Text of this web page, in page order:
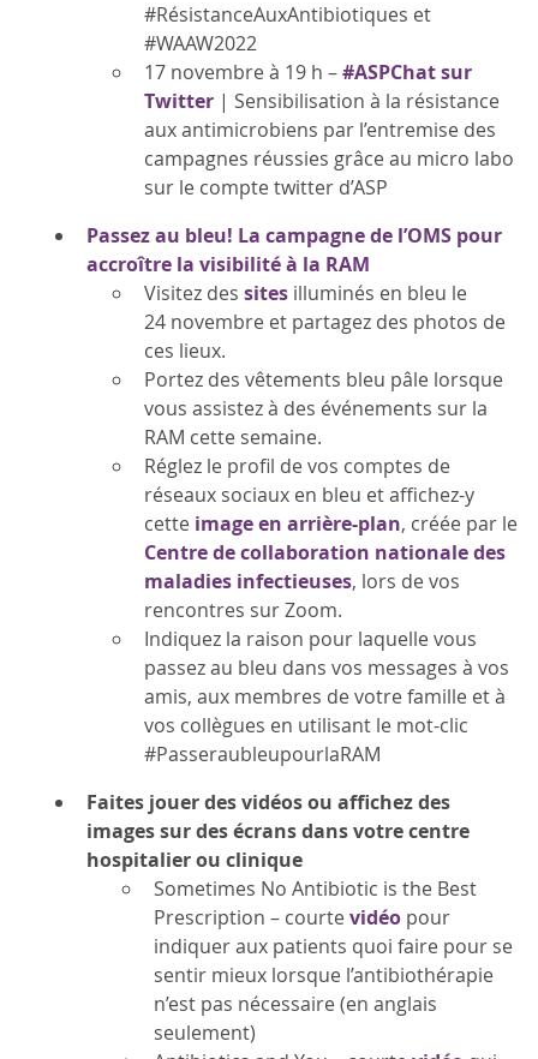
#RésistanceAuxAntibiotiques et
#WAAW2022
17 novembre à 19 h –#ASPChat sur
Twitter | Sensibilisation à la résistance
aux antimicrobiens par l’entremise des
campagnes réussies grâce au micro labo
sur le compte twitter d’ASP
Passez au bleu! La campagne de l’OMS pour
accroître la visibilité à la RAM
Visitez des sites illuminés en bleu le
24 novembre et partagez des photos de
ces lieux.
Portez des vêtements bleu pâle lorsque
vous assistez à des événements sur la
RAM cette semaine.
Réglez le profil de vos comptes de
réseaux sociaux en bleu et affichez-y
cette image en arrière-plan, créée par le
Centre de collaboration nationale des
maladies infectieuses, lors de vos
rencontres sur Zoom.
Indiquez la raison pour laquelle vous
passez au bleu dans vos messages à vos
amis, aux membres de votre famille et à
vos collègues en utilisant le mot-clic
#PasseraubleupourlaRAM
Faites jouer des vidéos ou affichez des
images sur des écrans dans votre centre
hospitalier ou clinique
Sometimes No Antibiotic is the Best
Prescription – courtevidéo pour
indiquer aux patients quoi faire pour se
sentir mieux lorsque l’antibiothérapie
n’est pas nécessaire (en anglais
seulement)